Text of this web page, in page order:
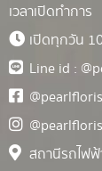
เวลาเปิดทำการ
เปิดทุกวัน
Line id :
สถานีรถไฟ